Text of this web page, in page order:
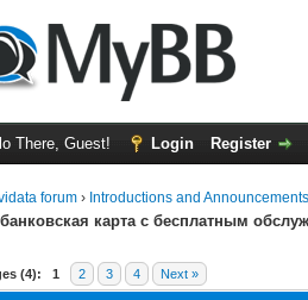
There, Guest! Login Register
forum › Introductions and Announcements
банковская карта с бесплатным
(4): 1 2 3 4 Next »
0 Vote(s) - 0 Average
1
2
3
4
5